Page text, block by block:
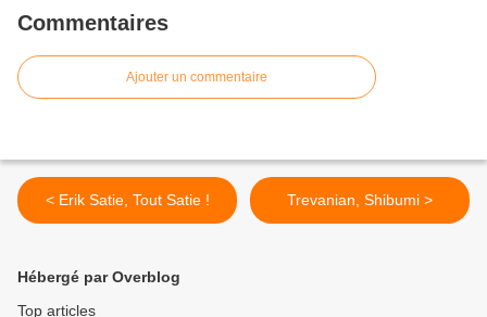
Commentaires
Ajouter un commentaire
< Erik Satie, Tout Satie ! Trevanian, Shibumi >
Hébergé par Overblog
Top articles